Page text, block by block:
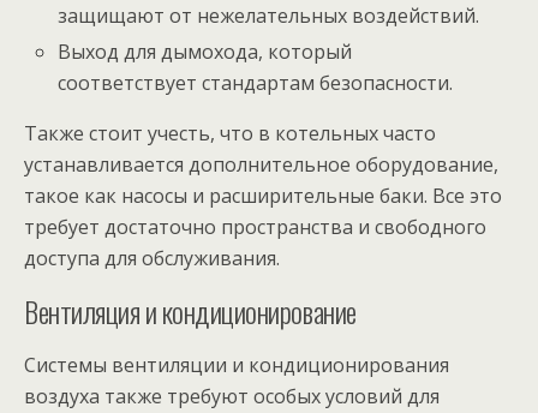
защищают от нежелательных воздействий.
Выход для дымохода, который
соответствует стандартам безопасности.
Также стоит учесть, что в котельных часто
устанавливается дополнительное оборудование,
такое как насосы и расширительные баки. Все это
требует достаточно пространства и свободного
доступа для обслуживания.
Вентиляция и кондиционирование
Системы вентиляции и кондиционирования
воздуха также требуют особых условий для